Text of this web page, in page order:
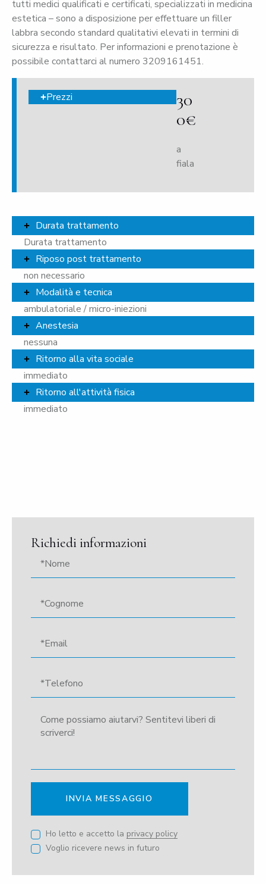
tutti medici qualificati e certificati, specializzati in medicina
estetica – sono a disposizione per effettuare un filler
labbra secondo standard qualitativi elevati in termini di
sicurezza e risultato. Per informazioni e prenotazione è
possibile contattarci al numero 3209161451.
Prezzi
30
0€
a
fiala
Durata trattamento
Durata trattamento
Riposo post trattamento
non necessario
Modalità e tecnica
ambulatoriale / micro-iniezioni
Anestesia
nessuna
Ritorno alla vita sociale
immediato
Ritorno all'attività fisica
immediato
Richiedi informazioni
Ho letto e accetto la privacy policy
Voglio ricevere news in futuro
INVIA MESSAGGIO